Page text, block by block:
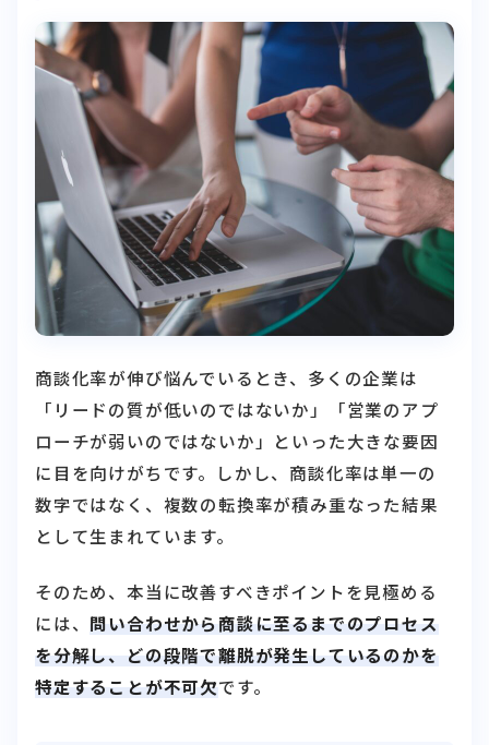
商談化率が伸び悩んでいるとき、多くの企業は
「リードの質が低いのではないか」「営業のアプ
ローチが弱いのではないか」といった大きな要因
に目を向けがちです。しかし、商談化率は単一の
数字ではなく、複数の転換率が積み重なった結果
として生まれています。
そのため、本当に改善すべきポイントを見極める
には、 問い合わせから商談に至るまでのプロセス
を分解し、どの段階で離脱が発生しているのかを
特定することが不可欠です。